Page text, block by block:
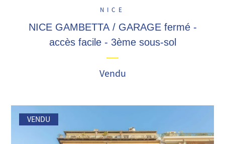
NICE
NICE GAMBETTA / GARAGE fermé -
accès facile - 3ème sous-sol
Vendu
VENDU